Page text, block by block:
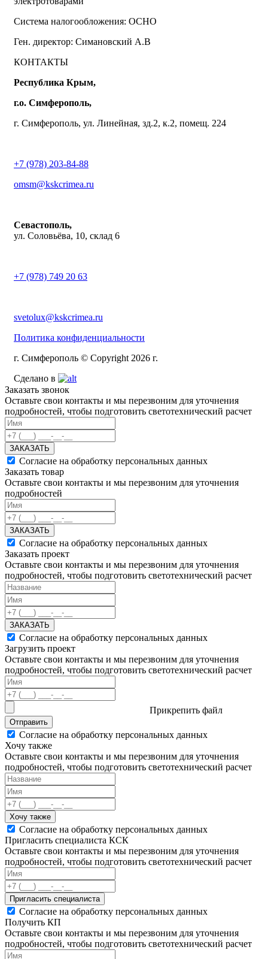
Система налогообложения: ОСНО
Ген. директор: Симановский А.В
КОНТАКТЫ
Республика Крым,
г.о. Симферополь,
г. Симферополь, ул. Линейная, зд.2, к.2, помещ. 224
+7 (978) 203-84-88
omsm@kskcrimea.ru
Севастополь,
ул. Соловьёва, 10, склад 6
+7 (978) 749 20 63
svetolux@kskcrimea.ru
Политика конфиденциальности
г. Симферополь © Copyright 2026 г.
Сделано в
Заказать звонок
Оставьте свои контакты и мы перезвоним для уточнения
подробностей, чтобы подготовить светотехнический расчет
ЗАКАЗАТЬ
Согласие на обработку персональных данных
Заказать товар
Оставьте свои контакты и мы перезвоним для уточнения
подробностей
ЗАКАЗАТЬ
Согласие на обработку персональных данных
Заказать проект
Оставьте свои контакты и мы перезвоним для уточнения
подробностей, чтобы подготовить светотехнический расчет
ЗАКАЗАТЬ
Согласие на обработку персональных данных
Загрузить проект
Оставьте свои контакты и мы перезвоним для уточнения
подробностей, чтобы подготовить светотехнический расчет
Прикрепить файл
Отправить
Согласие на обработку персональных данных
Хочу также
Оставьте свои контакты и мы перезвоним для уточнения
подробностей, чтобы подготовить светотехнический расчет
Хочу также
Согласие на обработку персональных данных
Пригласить специалиста КСК
Оставьте свои контакты и мы перезвоним для уточнения
подробностей, чтобы подготовить светотехнический расчет
Пригласить специалиста
Согласие на обработку персональных данных
Получить КП
Оставьте свои контакты и мы перезвоним для уточнения
подробностей, чтобы подготовить светотехнический расчет